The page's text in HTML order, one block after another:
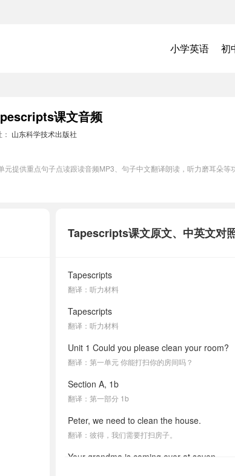
小学英语 初
课文音频
山东科学技术出版社
提供重点句子点读跟读音频MP3、句子中文翻译朗读，听力磨耳朵
Tapescripts课文原文、中英文对
Tapescripts
翻译：听力材料
Tapescripts
翻译：听力材料
Unit 1 Could you please clean your room?
翻译：第一单元 你能打扫你的房间吗？
Section A, 1b
翻译：第一部分 1b
Peter, we need to clean the house.
翻译：彼得，我们需要打扫房子。
Your grandma is coming over at seven.